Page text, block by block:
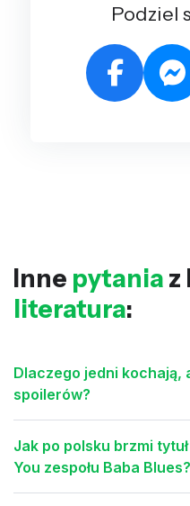
Podziel
Inne pytania z
literatura:
Dlaczego jedni kochają,
spoilerów?
Jak po polsku brzmi
You zespołu Baba Blues?